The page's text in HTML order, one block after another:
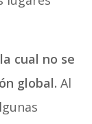
cual no se
global. Al